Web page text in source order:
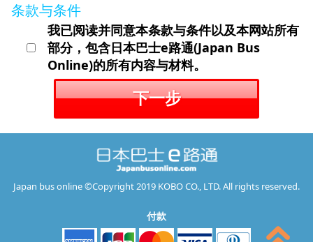
条款与条件
我已阅读并同意本条款与条件以及本网站所有
部分，包含日本巴士e路通(Japan Bus
Online)的所有内容与材料。
下一步
Japan bus online ©Copyright 2019 KOBO CO., LTD. All rights reserved.
付款